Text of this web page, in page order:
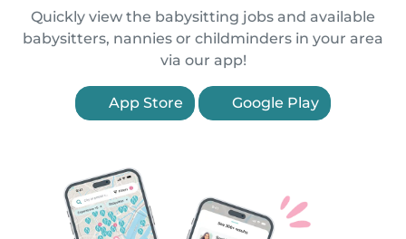
Quickly view the babysitting jobs and available
babysitters, nannies or childminders in your area
via our app!
App Store Google Play